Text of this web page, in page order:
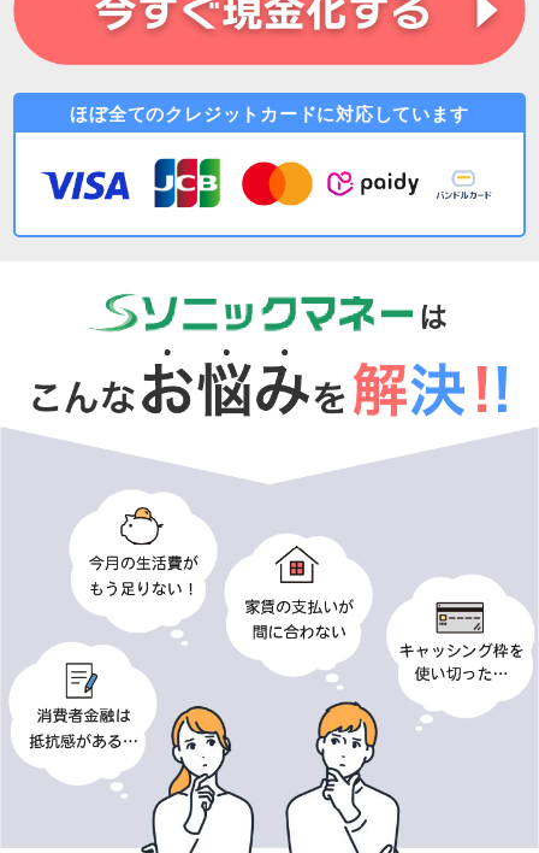
ほぼ全てのクレジットカードに対応しています